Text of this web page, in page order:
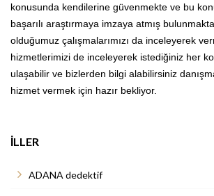
konusunda kendilerine güvenmekte ve bu
başarılı araştırmaya imzaya atmış
olduğumuz çalışmalarımızı da inceleyerek
hizmetlerimizi de inceleyerek istediğiniz her
ulaşabilir ve bizlerden bilgi alabilirsiniz
hizmet vermek için hazır bekliyor.
İLLER
ADANA dedektif